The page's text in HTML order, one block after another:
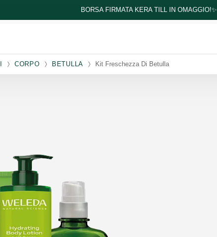
BORSA FIRMATA KERA TILL IN OMAGGIO!✨
CORPO BETULLA Kit Freschezza Di Betulla